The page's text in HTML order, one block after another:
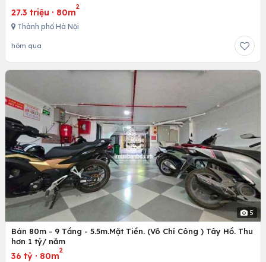
27.3 triệu · 80m
2
Thành phố Hà Nội
hôm qua
5
Bán 80m - 9 Tầng - 5.5m.Mặt Tiền. (Võ Chí Công ) Tây Hồ. Thu
hơn 1 tỷ/ năm
36 tỷ · 80m
2